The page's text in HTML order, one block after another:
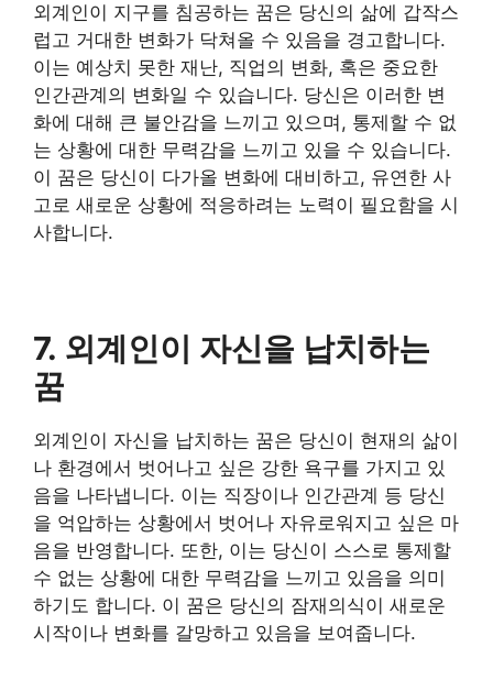
외계인이 지구를 침공하는 꿈은 당신의 삶에 갑작스
럽고 거대한 변화가 닥쳐올 수 있음을 경고합니다.
이는 예상치 못한 재난, 직업의 변화, 혹은 중요한
인간관계의 변화일 수 있습니다. 당신은 이러한 변
화에 대해 큰 불안감을 느끼고 있으며, 통제할 수 없
는 상황에 대한 무력감을 느끼고 있을 수 있습니다.
이 꿈은 당신이 다가올 변화에 대비하고, 유연한 사
고로 새로운 상황에 적응하려는 노력이 필요함을 시
사합니다.
7. 외계인이 자신을 납치하는
꿈
외계인이 자신을 납치하는 꿈은 당신이 현재의 삶이
나 환경에서 벗어나고 싶은 강한 욕구를 가지고 있
음을 나타냅니다. 이는 직장이나 인간관계 등 당신
을 억압하는 상황에서 벗어나 자유로워지고 싶은 마
음을 반영합니다. 또한, 이는 당신이 스스로 통제할
수 없는 상황에 대한 무력감을 느끼고 있음을 의미
하기도 합니다. 이 꿈은 당신의 잠재의식이 새로운
시작이나 변화를 갈망하고 있음을 보여줍니다.